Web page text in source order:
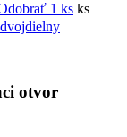
ks
otvor